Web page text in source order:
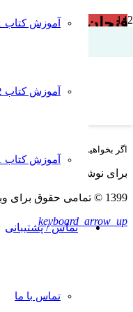
آموزش
آموزش کتاب Starten Wir A1
آموزش کتاب Starten Wir A2
آموزش کتاب Starten Wir B1
تماس / پشتیبانی
تماس با ما
فنجان لغت :حق
اگر بخواهیم بگیم تو درست میگی
برای نوشتن دیدگاه باید
1399 © تمامی حقوق برای وبسایت آموزش زبان آلمانی با محمدجوادشریعتی محفوظ است. کپی به هرشکل غیرمجاز و غیرقانونی است
keyboard_arrow_up